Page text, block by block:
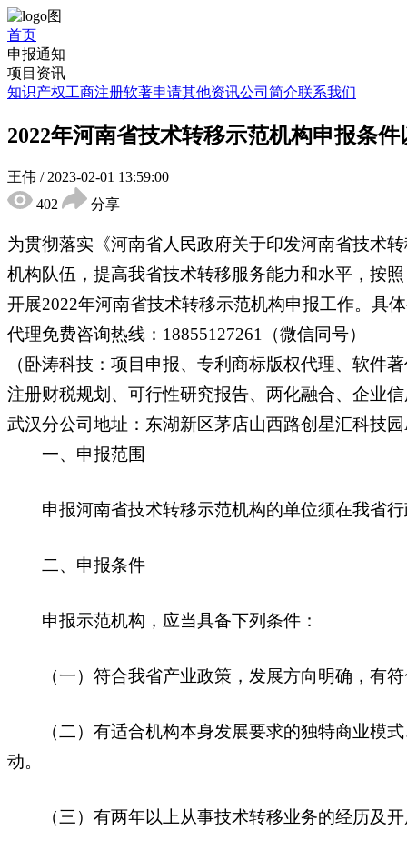
首页
申报通知
项目资讯
知识产权工商注册软著申请其他资讯公司简介联系我们
2022年河南省技术转移示范机构申报条
王伟 / 2023-02-01 13:59:00
402
分享
为贯彻落实《河南省人民政府关于印发河南省技术
机构队伍，提高我省技术转移服务能力和水平，按
开展2022年河南省技术转移示范机构申报工作。具
代理免费咨询热线：18855127261（微信同号）
（卧涛科技：项目申报、专利商标版权代理、软件
注册财税规划、可行性研究报告、两化融合、企业
武汉分公司地址：东湖新区茅店山西路创星汇科技
一、申报范围
申报河南省技术转移示范机构的单位须在我省行
二、申报条件
申报示范机构，应当具备下列条件：
（一）符合我省产业政策，发展方向明确，有符
（二）有适合机构本身发展要求的独特商业模式
动。
（三）有两年以上从事技术转移业务的经历及开